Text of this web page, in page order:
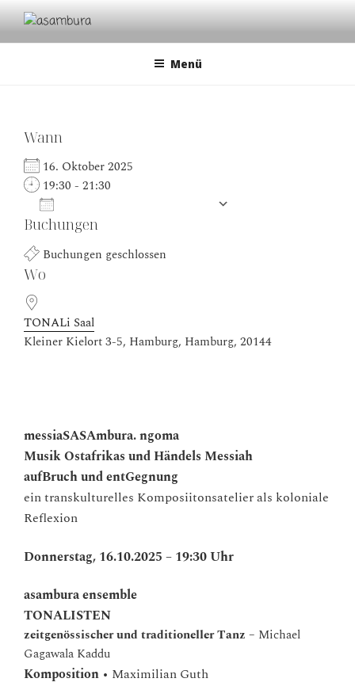
Zum
Inhalt
springenASAMBURA
Menü
Wann
16. Oktober 2025
19:30 - 21:30
ICS herunterladen
Buchungen
Buchungen geschlossen
Wo
TONALi Saal
Kleiner Kielort 3-5, Hamburg, Hamburg, 20144
messiaSASAmbura. ngoma
Musik Ostafrikas und Händels Messiah
aufBruch und entGegnung
ein transkulturelles Komposiitonsatelier als koloniale
Reflexion
Donnerstag, 16.10.2025 – 19:30 Uhr
asambura ensemble
TONALISTEN
zeitgenössischer und traditioneller Tanz – Michael
Gagawala Kaddu
Komposition • Maximilian Guth